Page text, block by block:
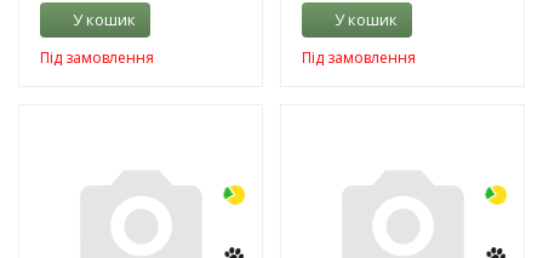
У кошик
Під замовлення
У кошик
Під замовлення